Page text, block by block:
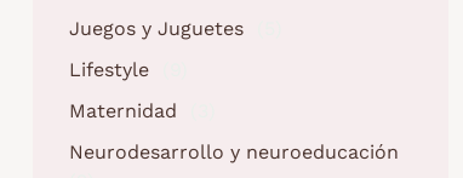
Juegos y Juguetes
Lifestyle
Maternidad
Neurodesarrollo y neuroeducación